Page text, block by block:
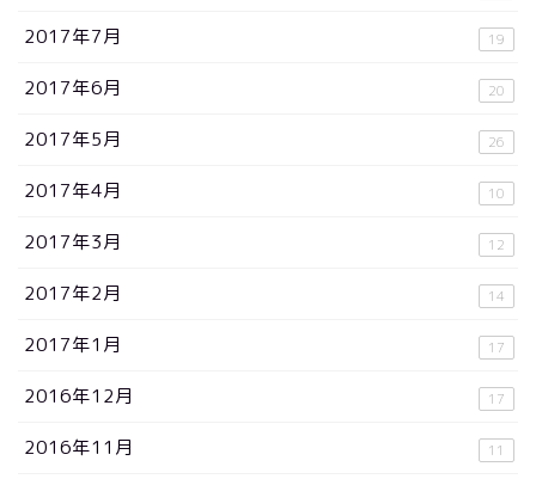
2017年7月 19
2017年6月 20
2017年5月 26
2017年4月 10
2017年3月 12
2017年2月 14
2017年1月 17
2016年12月 17
2016年11月 11